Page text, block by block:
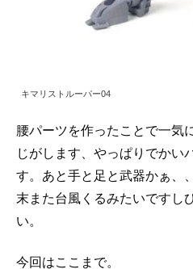
キマリストルーパー04
腰パーツを作ったことで一気
じがします、やっぱりでかい
す。あと手と足と武器かぁ、
末また台風くるみたいですし
い。
今回はここまで。